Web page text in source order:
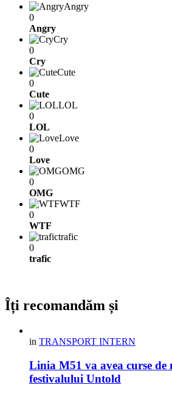
Angry
0
Angry
Cry
0
Cry
Cute
0
Cute
LOL
0
LOL
Love
0
Love
OMG
0
OMG
WTF
0
WTF
trafic
0
trafic
Îți recomandăm și
in TRANSPORT INTERN
Linia M51 va avea curse de
festivalului Untold